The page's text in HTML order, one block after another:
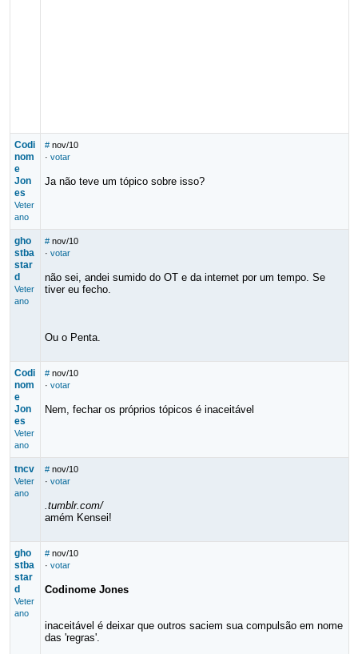
Codi
nom
e
Jon
es
Veter
ano
# nov/10
· votar
Ja não teve um tópico sobre isso?
gho
stba
star
d
Veter
ano
# nov/10
· votar
não sei, andei sumido do OT e da internet por um tempo. Se
tiver eu fecho.
Ou o Penta.
Codi
nom
e
Jon
es
Veter
ano
# nov/10
· votar
Nem, fechar os próprios tópicos é inaceitável
tncv
Veter
ano
# nov/10
· votar
.tumblr.com/
amém Kensei!
gho
stba
star
d
Veter
ano
# nov/10
· votar
Codinome Jones
inaceitável é deixar que outros saciem sua compulsão em nome
das 'regras'.